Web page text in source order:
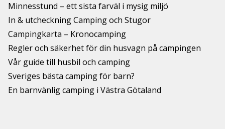
Minnesstund – ett sista farväl i mysig miljö
In & utcheckning Camping och Stugor
Campingkarta – Kronocamping
Regler och säkerhet för din husvagn på campingen
Vår guide till husbil och camping
Sveriges bästa camping för barn?
En barnvänlig camping i Västra Götaland